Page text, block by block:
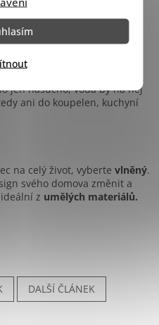
ale nepříliš praktický.
spíše jako
jen nasucho, voda by na něj
ani do koupelen, kuchyní
na celý život, vyberte vlněný.
svého domova změnit a
z umělých materiálů.
DALŠÍ ČLÁNEK